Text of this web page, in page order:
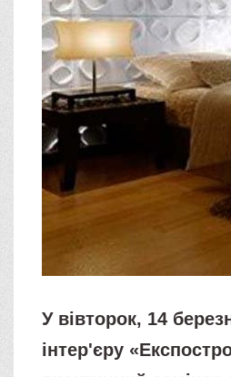
У вівторок, 14
інтер'єру